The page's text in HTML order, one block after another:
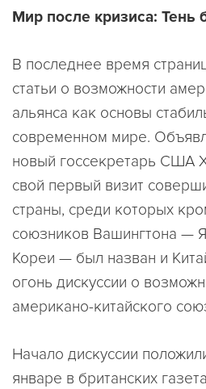
Мир после кризиса: Тень
В последнее время
статьи о возможности
альянса как основы
современном мире.
новый госсекретарь США
свой первый визит
страны, среди которых
союзников Вашингтона —
Кореи — был назван и
огонь дискуссии о
американо-китайского
Начало дискуссии
январе в британских